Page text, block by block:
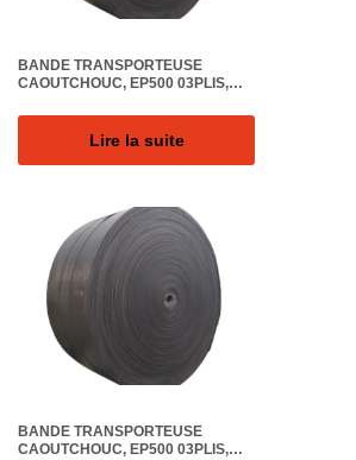
BANDE TRANSPORTEUSE
CAOUTCHOUC, EP500 03PLIS,
REVETEM. (6+3)MM, QUALITE DU
CAOUTCHOUC 20MPA, SURFACE
Lire la suite
BANDE TRANSPORTEUSE
CAOUTCHOUC, EP500 03PLIS,